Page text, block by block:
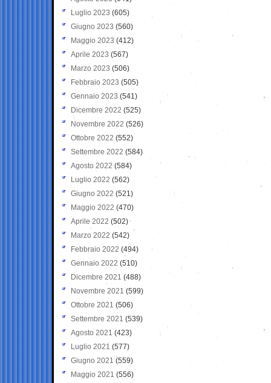
Luglio 2023 (605)
Giugno 2023 (560)
Maggio 2023 (412)
Aprile 2023 (567)
Marzo 2023 (506)
Febbraio 2023 (505)
Gennaio 2023 (541)
Dicembre 2022 (525)
Novembre 2022 (526)
Ottobre 2022 (552)
Settembre 2022 (584)
Agosto 2022 (584)
Luglio 2022 (562)
Giugno 2022 (521)
Maggio 2022 (470)
Aprile 2022 (502)
Marzo 2022 (542)
Febbraio 2022 (494)
Gennaio 2022 (510)
Dicembre 2021 (488)
Novembre 2021 (599)
Ottobre 2021 (506)
Settembre 2021 (539)
Agosto 2021 (423)
Luglio 2021 (577)
Giugno 2021(559)
Maggio 2021 (556)